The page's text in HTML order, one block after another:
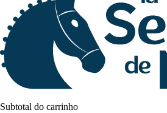
Subtotal do carrinho